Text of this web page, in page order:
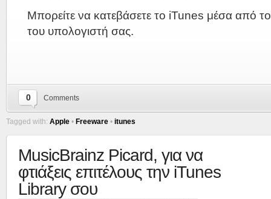
Μπορείτε να κατεβάσετε το iTunes μέσα από
του υπολογιστή σας.
0 Comments
Tagged with: Apple • Freeware • itunes
MusicBrainz Picard, για να
φτιάξεις επιτέλους την iTunes
Library σου